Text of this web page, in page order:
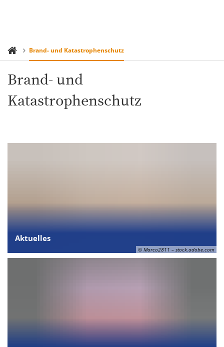
Brand- und Katastrophenschutz
Brand- und
Katastrophenschutz
© Marco2811 – stock.adobe.com
Aktuelles